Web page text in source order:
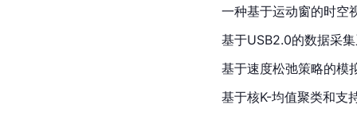
一种基于运动窗的时空
基于USB2.0的数据采
基于速度松弛策略的模
基于核K-均值聚类和支